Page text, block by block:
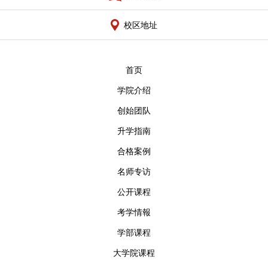
校区地址
首页
学院介绍
创始团队
升学指南
合格案例
名师专访
公开课程
考学情報
学部课程
大学院课程